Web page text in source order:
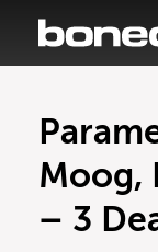
Moog,
– 3